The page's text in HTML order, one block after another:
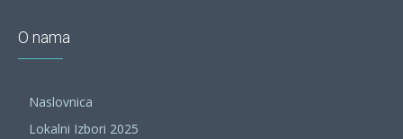
O nama
Naslovnica
Lokalni Izbori 2025